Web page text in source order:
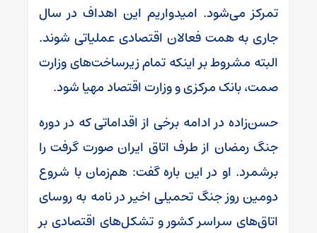
تمرکز می‌شود. امیدواریم این اهداف در سال
جاری به همت فعالان اقتصادی عملیاتی شوند.
البته مشروط بر اینکه تمام زیرساخت‌های وزارت
صمت، بانک مرکزی و وزارت اقتصاد مهیا شود.
حسن‌زاده در ادامه برخی از اقداماتی که در دوره
جنگ رمضان از طرف اتاق ایران صورت گرفت را
برشمرد. او در این باره گفت: هم‌زمان با شروع
دومین روز جنگ تحمیلی اخیر در نامه به روسای
اتاق‌های سراسر کشور و تشکل‌های اقتصادی بر